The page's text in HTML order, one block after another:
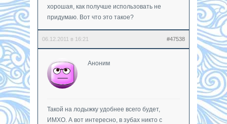
хорошая, как получше использовать не
придумаю. Вот что это такое?
06.12.2011 в 16:21 #47538
Аноним
Такой на лодыжку удобнее всего будет,
ИМХО. А вот интересно, в зубах никто с